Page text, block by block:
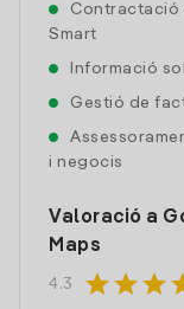
Contractació
Smart
Informació
Gestió de
i negocis
Valoració a
Maps
4.3 starstarstar